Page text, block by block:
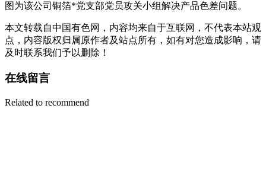
图为该公司铜箔*党支部党员攻关小组解决产品色差问题。
本文转载自中国有色网，内容均来自于互联网，不代表本站观
点，内容版权归属原作者及站点所有，如有对您造成影响，请
及时联系我们予以删除！
在线留言
Related to recommend